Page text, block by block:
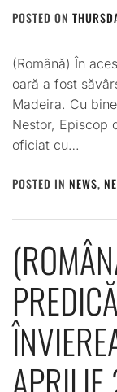
POSTED ON
(Română) În
oară a fost
Madeira. Cu
Nestor, Episcop
oficiat cu…
POSTED IN NEWS,